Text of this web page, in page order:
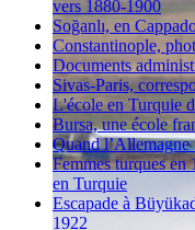
vers 1880-1900
Soğanlı, en
Constantinople,
Documents
Sivas-Paris,
L'école en Turquie
Bursa, une école
Quand l’Allemagne
Femmes turques en
en Turquie
Escapade à
1922